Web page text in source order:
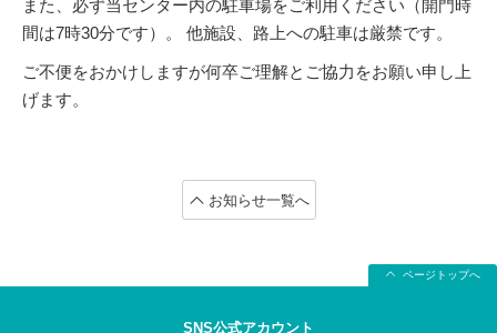
また、必ず当センター内の駐車場をご利用ください（開門時
間は7時30分です）。 他施設、路上への駐車は厳禁です。
ご不便をおかけしますが何卒ご理解とご協力をお願い申し上
げます。
お知らせ一覧へ
ページトップへ
SNS公式アカウント